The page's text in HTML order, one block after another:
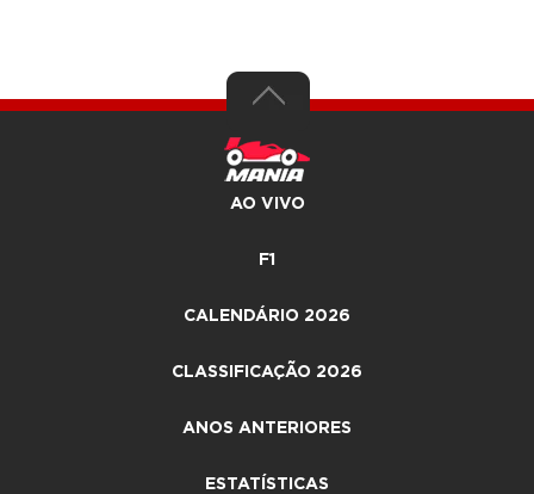
AO VIVO
F1
CALENDÁRIO 2026
CLASSIFICAÇÃO 2026
ANOS ANTERIORES
ESTATÍSTICAS